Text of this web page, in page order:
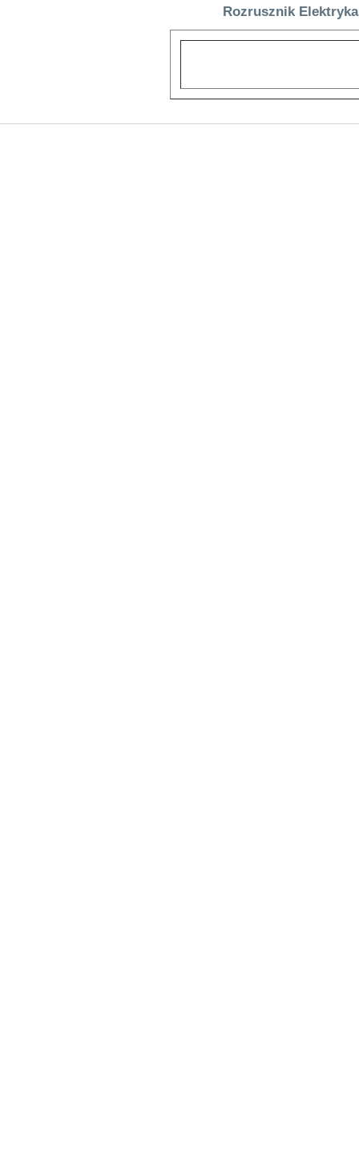
Rozrusznik